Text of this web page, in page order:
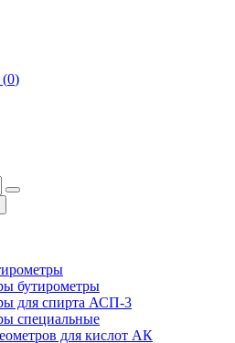
(0)
бутирометры
для спирта АСП-3
специальные
для кислот АК